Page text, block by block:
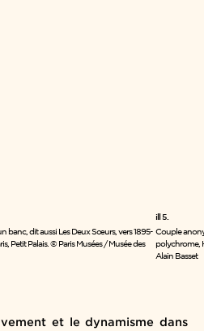
banc, dit aussi Les Deux Sœurs, vers 1895-
Petit Palais. © Paris Musées / Musée des
ill 5.
Couple
polychrome,
Alain Basset
et le dynamisme dans